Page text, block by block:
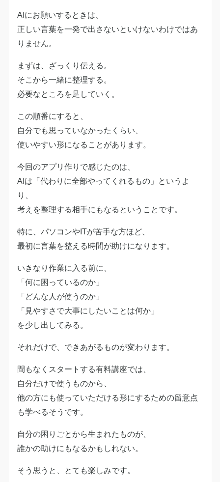
AIにお願いするときは、
正しい言葉を一発で出さないといけないわけではあ
りません。
まずは、ざっくり伝える。
そこから一緒に整理する。
必要なところを足していく。
この順番にすると、
自分でも思っていなかったくらい、
使いやすい形になることがあります。
今回のアプリ作りで感じたのは、
AIは「代わりに全部やってくれるもの」というよ
り、
考えを整理する相手にもなるということです。
特に、パソコンやITが苦手な方ほど、
最初に言葉を整える時間が助けになります。
いきなり作業に入る前に、
「何に困っているのか」
「どんな人が使うのか」
「見やすさで大事にしたいことは何か」
を少し出してみる。
それだけで、できあがるものが変わります。
間もなくスタートする有料講座では、
自分だけで使うものから、
他の方にも使っていただける形にするための留意点
も学べるそうです。
自分の困りごとから生まれたものが、
誰かの助けにもなるかもしれない。
そう思うと、とても楽しみです。